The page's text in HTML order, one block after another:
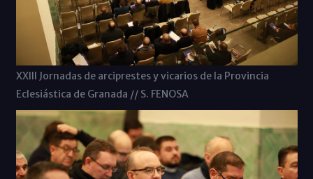
XXIII Jornadas de arciprestes y vicarios de la Provincia
Eclesiástica de Granada // S. FENOSA